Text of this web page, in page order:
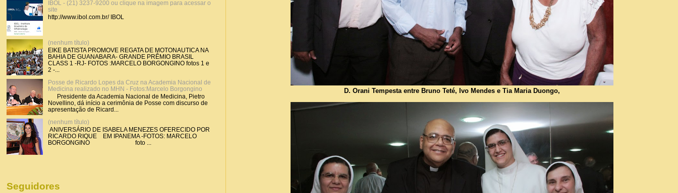
D. Orani Tempesta entre Bruno Teté, Ivo Mendes e Tia Maria Duongo,
IBOL - (21) 3237-9200 ou clique na imagem para acessar o
site
http://www.ibol.com.br/ IBOL
(nenhum título)
EIKE BATISTA PROMOVE REGATA DE MOTONAUTICA NA
BAHIA DE GUANABARA- GRANDE PRÊMIO BRASIL
CLASS 1 -RJ- FOTOS :MARCELO BORGONGINO fotos 1 e
2 -...
Posse de Ricardo Lopes da Cruz na Academia Nacional de
Medicina realizado no MHN - Fotos:Marcelo Borgongino
Presidente da Academia Nacional de Medicina, Pietro
Novellino, dá início a cerimônia de Posse com discurso de
apresentação de Ricard...
(nenhum título)
ANIVERSÁRIO DE ISABELA MENEZES OFERECIDO POR
RICARDO RIQUE EM IPANEMA -FOTOS: MARCELO
BORGONGINO foto ...
Seguidores